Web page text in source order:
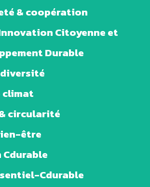
& coopération
Innovation Citoyenne et
Durable
climat
circularité
être
Cdurable